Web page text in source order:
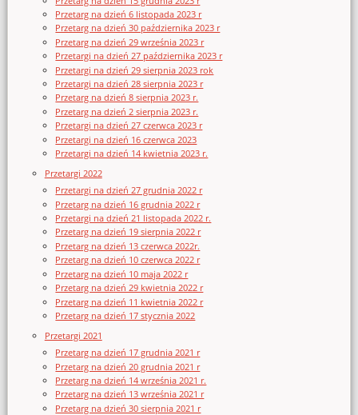
Przetarg na dzień 6 listopada 2023 r
Przetarg na dzień 30 października 2023 r
Przetarg na dzień 29 września 2023 r
Przetargi na dzień 27 października 2023 r
Przetargi na dzień 29 sierpnia 2023 rok
Przetargi na dzień 28 sierpnia 2023 r
Przetarg na dzień 8 sierpnia 2023 r.
Przetarg na dzień 2 sierpnia 2023 r.
Przetargi na dzień 27 czerwca 2023 r
Przetargi na dzień 16 czerwca 2023
Przetargi na dzień 14 kwietnia 2023 r.
Przetargi 2022
Przetargi na dzień 27 grudnia 2022 r
Przetarg na dzień 16 grudnia 2022 r
Przetargi na dzień 21 listopada 2022 r.
Przetarg na dzień 19 sierpnia 2022 r
Przetarg na dzień 13 czerwca 2022r.
Przetarg na dzień 10 czerwca 2022 r
Przetarg na dzień 10 maja 2022 r
Przetarg na dzień 29 kwietnia 2022 r
Przetarg na dzień 11 kwietnia 2022 r
Przetarg na dzień 17 stycznia 2022
Przetargi 2021
Przetarg na dzień 17 grudnia 2021 r
Przetarg na dzień 20 grudnia 2021 r
Przetarg na dzień 14 września 2021 r.
Przetarg na dzień 13 września 2021 r
Przetarg na dzień 30 sierpnia 2021 r